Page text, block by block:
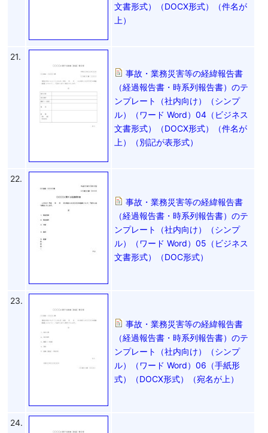
文書形式）（DOCX形式）（件名が
上）
21.
事故・業務災害等の経緯報告書
（経過報告書・時系列報告書）のテ
ンプレート（社内向け）（シンプ
ル）（ワード Word）04（ビジネス
文書形式）（DOCX形式）（件名が
上）（別記が表形式）
22.
事故・業務災害等の経緯報告書
（経過報告書・時系列報告書）のテ
ンプレート（社内向け）（シンプ
ル）（ワード Word）05（ビジネス
文書形式）（DOC形式）
23.
事故・業務災害等の経緯報告書
（経過報告書・時系列報告書）のテ
ンプレート（社内向け）（シンプ
ル）（ワード Word）06（手紙形
式）（DOCX形式）（宛名が上）
24.